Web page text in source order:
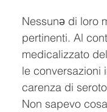
Nessunǝ di loro
pertinenti. Al
medicalizzato
le conversazioni
carenza di
Non sapevo